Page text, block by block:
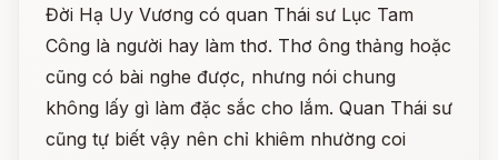
Đời Hạ Uy Vương có quan Thái sư Lục Tam
Công là người hay làm thơ. Thơ ông thảng hoặc
cũng có bài nghe được, nhưng nói chung
không lấy gì làm đặc sắc cho lắm. Quan Thái sư
cũng tự biết vậy nên chỉ khiêm nhường coi